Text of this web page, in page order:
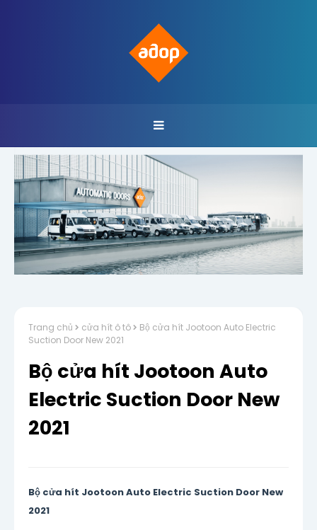
Trang chủ cửa hít ô tô
Bộ cửa hít Jootoon Auto Electric
Suction Door New 2021
Bộ cửa hít Jootoon Auto
Electric Suction Door New
2021
Bộ cửa hít Jootoon Auto Electric Suction Door New
2021